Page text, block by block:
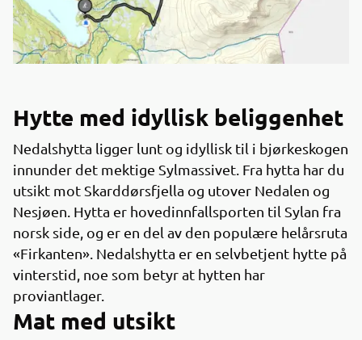
Hytte med idyllisk beliggenhet
Nedalshytta ligger lunt og idyllisk til i bjørkeskogen
innunder det mektige Sylmassivet. Fra hytta har du
utsikt mot Skarddørsfjella og utover Nedalen og
Nesjøen. Hytta er hovedinnfallsporten til Sylan fra
norsk side, og er en del av den populære helårsruta
«Firkanten». Nedalshytta er en selvbetjent hytte på
vinterstid, noe som betyr at hytten har
proviantlager.
Mat med utsikt